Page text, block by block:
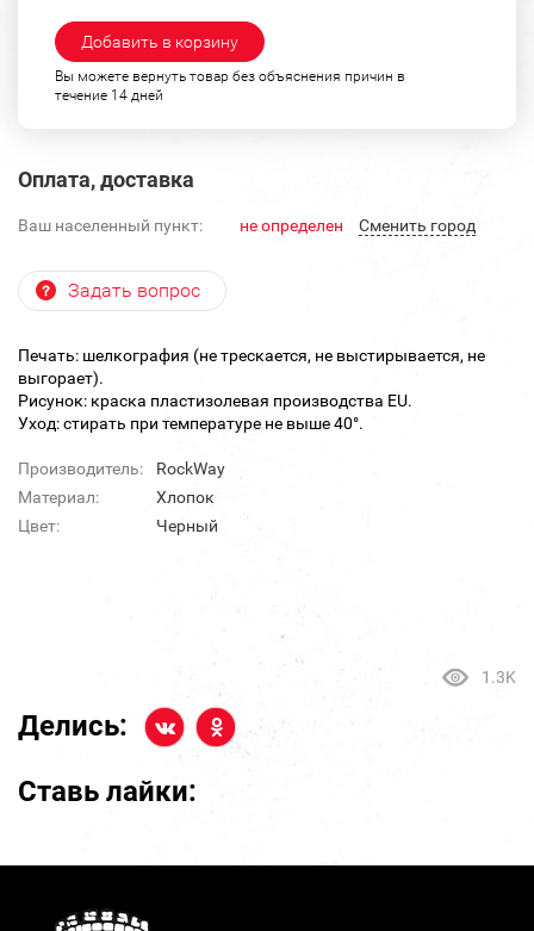
Добавить в корзину
Вы можете вернуть товар без объяснения причин в
течение 14 дней
Оплата, доставка
Ваш населенный пункт: не определен Cменить город
Задать вопрос
Печать: шелкография (не трескается, не выстирывается, не
выгорает).
Рисунок: краска пластизолевая производства EU.
Уход: стирать при температуре не выше 40°.
Производитель:
RockWay
Материал:
Хлопок
Цвет:
Черный
1.3K
Делись:
Ставь лайки: